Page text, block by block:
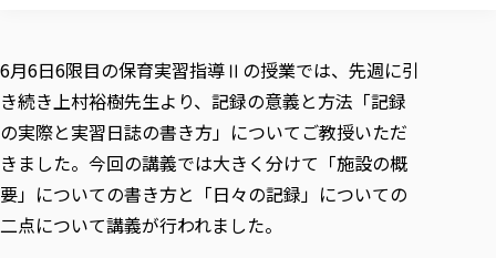
役員・評議員一覧
キャンパス案内
研究活動における不正行為の防止等に関する対応
大学広報誌「TFU Newsletter 東北福祉大学通信」
初年次教育（リエゾンゼミⅠ）について
リエゾンゼミ・ナビ（テキスト等）
お役立ち情報（リンク集）
事業計画／財務・事業報告
大学評価
IR情報
学校教育法施行規則第172条の2に基づく情報公開
教職課程における情報の公表
学部・学科等設置計画履行状況報告書
リハビリテーション学科
医療経営管理学科
情報福祉マネジメント学科
仏教専修科
大学院
大学院
通信教育部
東北福祉大学のキャリアサポート
進路・就職支援
東北福祉大学のキャリア教育
採用ご担当者様へ
採用ご担当者様へ
センター長の挨拶
求人の受付について
単独学内説明会のご案内
在学生の方
在学生の方
資格取得報奨制度について
卒業生の方
大学指定団体紹介
交換留学生 Exchange students
海外留学・研修
外国人在学生
Prospective Students
社会連携・研究 TOP
東北福祉大学の研究活動
東北福祉大学の研究活動
東北福祉大学の研究紹介
共同研究等をご検討の皆様へ
東北福祉大学の紀要・リポジトリ
東北福祉大学の紀要・リポジトリ
生涯教育・キャリア教育
生涯教育・キャリア教育TOP
生涯学習・社会人講座
関連法人
取材について
6月6日6限目の保育実習指導Ⅱの授業では、先週に引
き続き上村裕樹先生より、記録の意義と方法「記録
の実際と実習日誌の書き方」についてご教授いただ
きました。今回の講義では大きく分けて「施設の概
要」についての書き方と「日々の記録」についての
二点について講義が行われました。